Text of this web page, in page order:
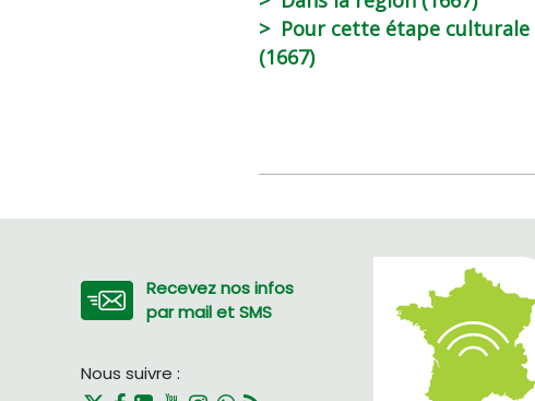
Pour cette étape culturale
(1667)
Recevez nos infos
par mail et SMS
Nous suivre :